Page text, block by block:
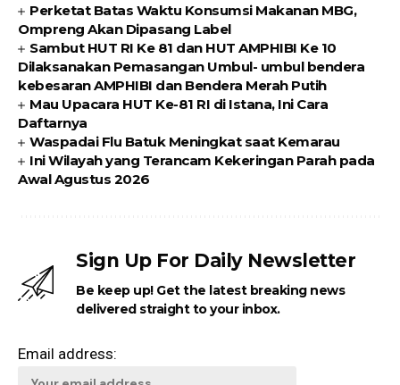
Perketat Batas Waktu Konsumsi Makanan MBG,
Ompreng Akan Dipasang Label
Sambut HUT RI Ke 81 dan HUT AMPHIBI Ke 10
Dilaksanakan Pemasangan Umbul- umbul bendera
kebesaran AMPHIBI dan Bendera Merah Putih
Mau Upacara HUT Ke-81 RI di Istana, Ini Cara
Daftarnya
Waspadai Flu Batuk Meningkat saat Kemarau
Ini Wilayah yang Terancam Kekeringan Parah pada
Awal Agustus 2026
Sign Up For Daily Newsletter
Be keep up! Get the latest breaking news
delivered straight to your inbox.
Email address: